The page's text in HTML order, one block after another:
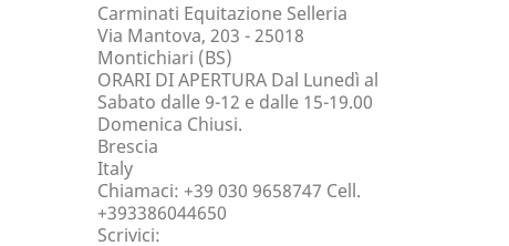
Carminati Equitazione Selleria
Via Mantova, 203 - 25018
Montichiari (BS)
ORARI DI APERTURA Dal Lunedì al
Sabato dalle 9-12 e dalle 15-19.00
Domenica Chiusi.
Brescia
Italy
Chiamaci: +39 030 9658747 Cell.
+393386044650
Scrivici: